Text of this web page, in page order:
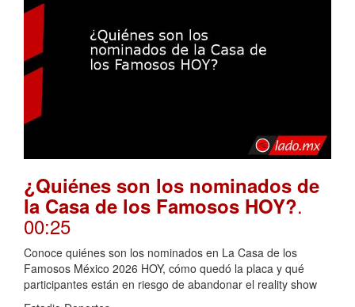
¿Quiénes son los nominados de
la Casa de los Famosos HOY?.
00:25
Conoce quiénes son los nominados en La Casa de los
Famosos México 2026 HOY, cómo quedó la placa y qué
participantes están en riesgo de abandonar el reality show